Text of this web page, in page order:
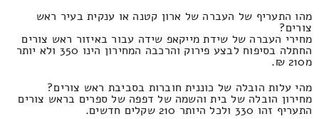
מהו התעריף של העברה של ארון קטנה או ענקית בעיר ראש
צורים?
מחירי העברה של שידת מייקאפ שידה עבור באיזור ראש צורים
החתלה בסיפוח לבצע פירוק והרכבה המחירון הינו 350 ולא יותר
מ210 ₪.
מהי עלות הובלה של כוננית חוברות בסביבת ראש צורים?
מחירון הובלה של בית והשמה של דפפה של ספרים בראש צורים
התעריף זהו 330 ולכל היותר 210 שקלים חדשים.